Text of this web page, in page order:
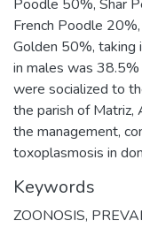
Poodle 50%, Shar
French Poodle
Golden 50%, taking
in males was
were socialized to
the parish of Matriz,
the management,
toxoplasmosis in
Keywords
ZOONOSIS,